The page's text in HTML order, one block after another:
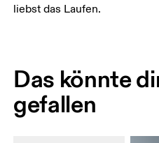
liebst das Laufen.
Das könnte
gefallen